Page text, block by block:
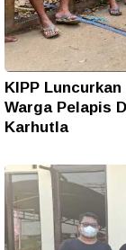
KIPP
Warga Pelapis
Karhutla